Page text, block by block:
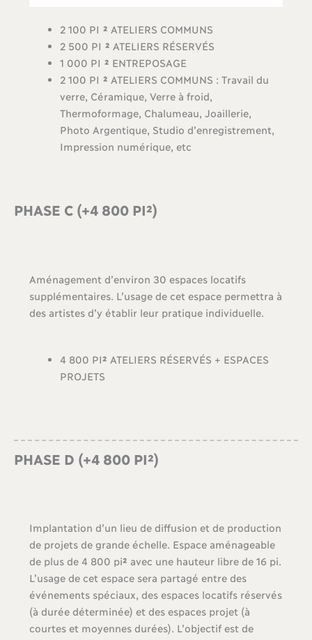
2 100 PI ²ATELIERS COMMUNS
2 500 PI ²ATELIERS RÉSERVÉS
1 000 PI ²ENTREPOSAGE
2 100 PI ²ATELIERS COMMUNS : Travail du
verre, Céramique, Verre à froid,
Thermoformage, Chalumeau, Joaillerie,
Photo Argentique, Studio d’enregistrement,
Impression numérique, etc
PHASE C (+4 800 PI²)
Aménagement d’environ 30 espaces locatifs
supplémentaires. L’usage de cet espace permettra à
des artistes d’y établir leur pratique individuelle.
4 800 PI²ATELIERS RÉSERVÉS + ESPACES
PROJETS
PHASE D (+4 800 PI²)
Implantation d’un lieu de diffusion et de production
de projets de grande échelle. Espace aménageable
de plus de 4 800 pi²avec une hauteur libre de 16 pi.
L’usage de cet espace sera partagé entre des
événements spéciaux, des espaces locatifs réservés
(à durée déterminée) et des espaces projet (à
courtes et moyennes durées). L’objectif est de